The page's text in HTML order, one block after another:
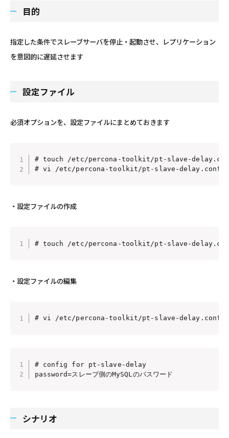
目的
指定した条件でスレーブサーバを停止・起動させ、レプリケーション
を意図的に遅延させます
設定ファイル
必須オプションを、設定ファイルにまとめておきます
# touch /etc/percona-toolkit/pt-slave-
# vi /etc/percona-toolkit/pt-slave-delay.conf
・設定ファイルの作成
# touch /etc/percona-toolkit/pt-slave-
・設定ファイルの編集
# vi /etc/percona-toolkit/pt-slave-delay.conf
# config for pt-slave-delay
password=スレーブ側のMySQLのパスワード
シナリオ